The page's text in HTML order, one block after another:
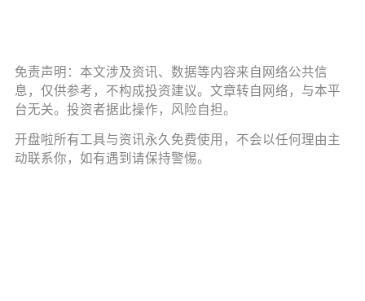
免责声明：本文涉及资讯、数据等内容来自网络公共信
息，仅供参考，不构成投资建议。文章转自网络，与本平
台无关。投资者据此操作，风险自担。
开盘啦所有工具与资讯永久免费使用，不会以任何理由主
动联系你，如有遇到请保持警惕。